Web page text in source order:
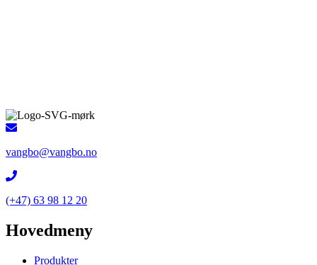
vangbo@vangbo.no
(+47) 63 98 12 20
Hovedmeny
Produkter